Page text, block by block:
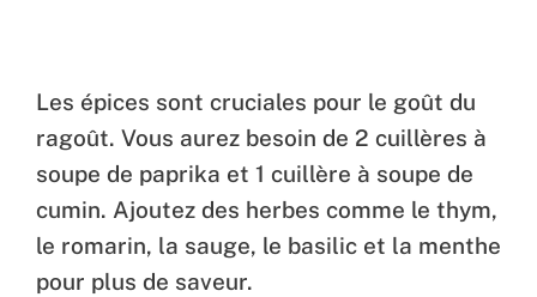
Les épices sont cruciales pour le goût du
ragoût. Vous aurez besoin de 2 cuillères à
soupe de paprika et 1 cuillère à soupe de
cumin. Ajoutez des herbes comme le thym,
le romarin, la sauge, le basilic et la menthe
pour plus de saveur.